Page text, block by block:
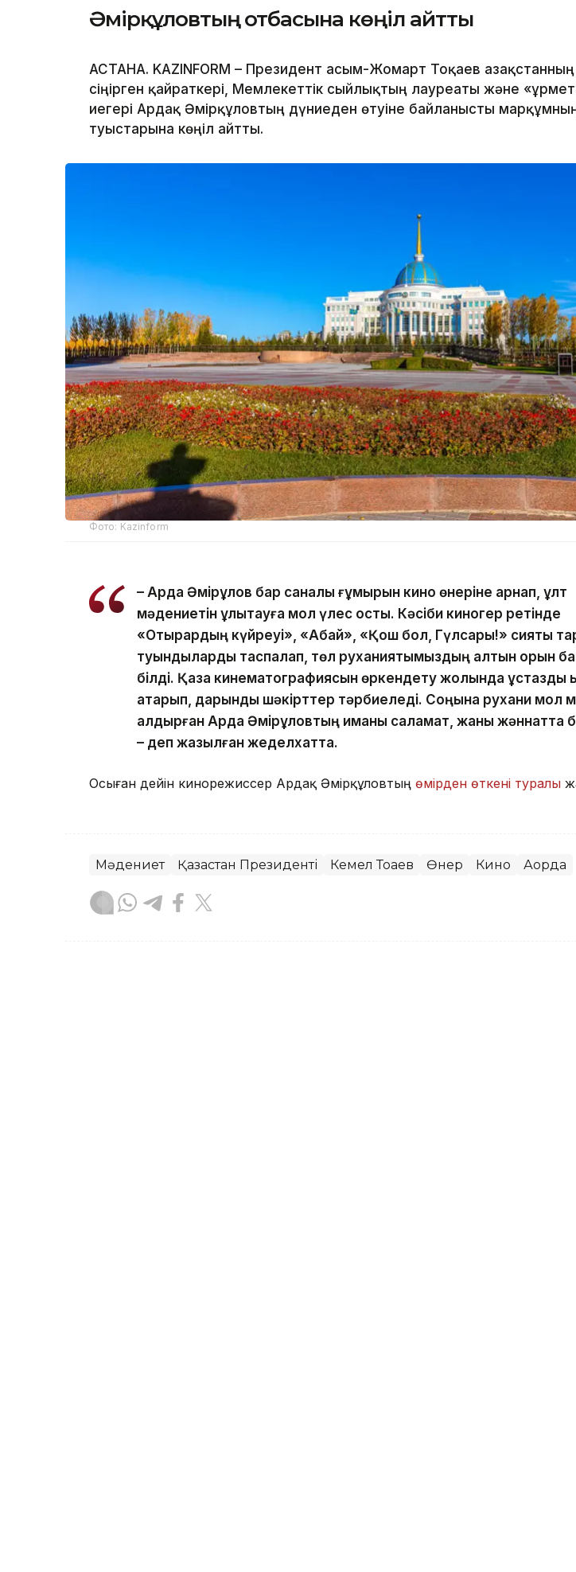
Әмірқұловтың отбасына көңіл айтты
АСТАНА. KAZINFORM – Президент Қасым-Жомарт Тоқаев
сіңірген қайраткері, Мемлекеттік сыйлықтың лауреаты және
иегері Ардақ Әмірқұловтың дүниеден өтуіне байланысты
туыстарына көңіл айтты.
Фото: Kazinform
– Ардақ Әмірқұлов бар саналы ғұмырын кино өнеріне арнап, ұлт
мәдениетін ұлықтауға мол үлес қосты. Кәсіби киногер ретінде
«Отырардың күйреуі», «Абай», «Қош бол, Гүлсары!» сияқты
туындыларды таспалап, төл руханиятымыздың алтын қорын
білді. Қазақ кинематографиясын өркендету жолында ұстаздық
атқарып, дарынды шәкірттер тәрбиеледі. Соңына рухани мол
қалдырған Ардақ Әмірқұловтың иманы саламат, жаны жәннатта
– деп жазылған жеделхатта.
Осыған дейін кинорежиссер Ардақ Әмірқұловтың өмірден өткені туралы
Мәдениет Қазақстан Президенті Кемел Тоқаев Өнер Кино Ақорда